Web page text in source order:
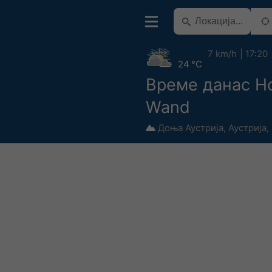
Време данас
Wand
Доња Аустрија, Аустрија,
24 °C
7 km/h 17:20